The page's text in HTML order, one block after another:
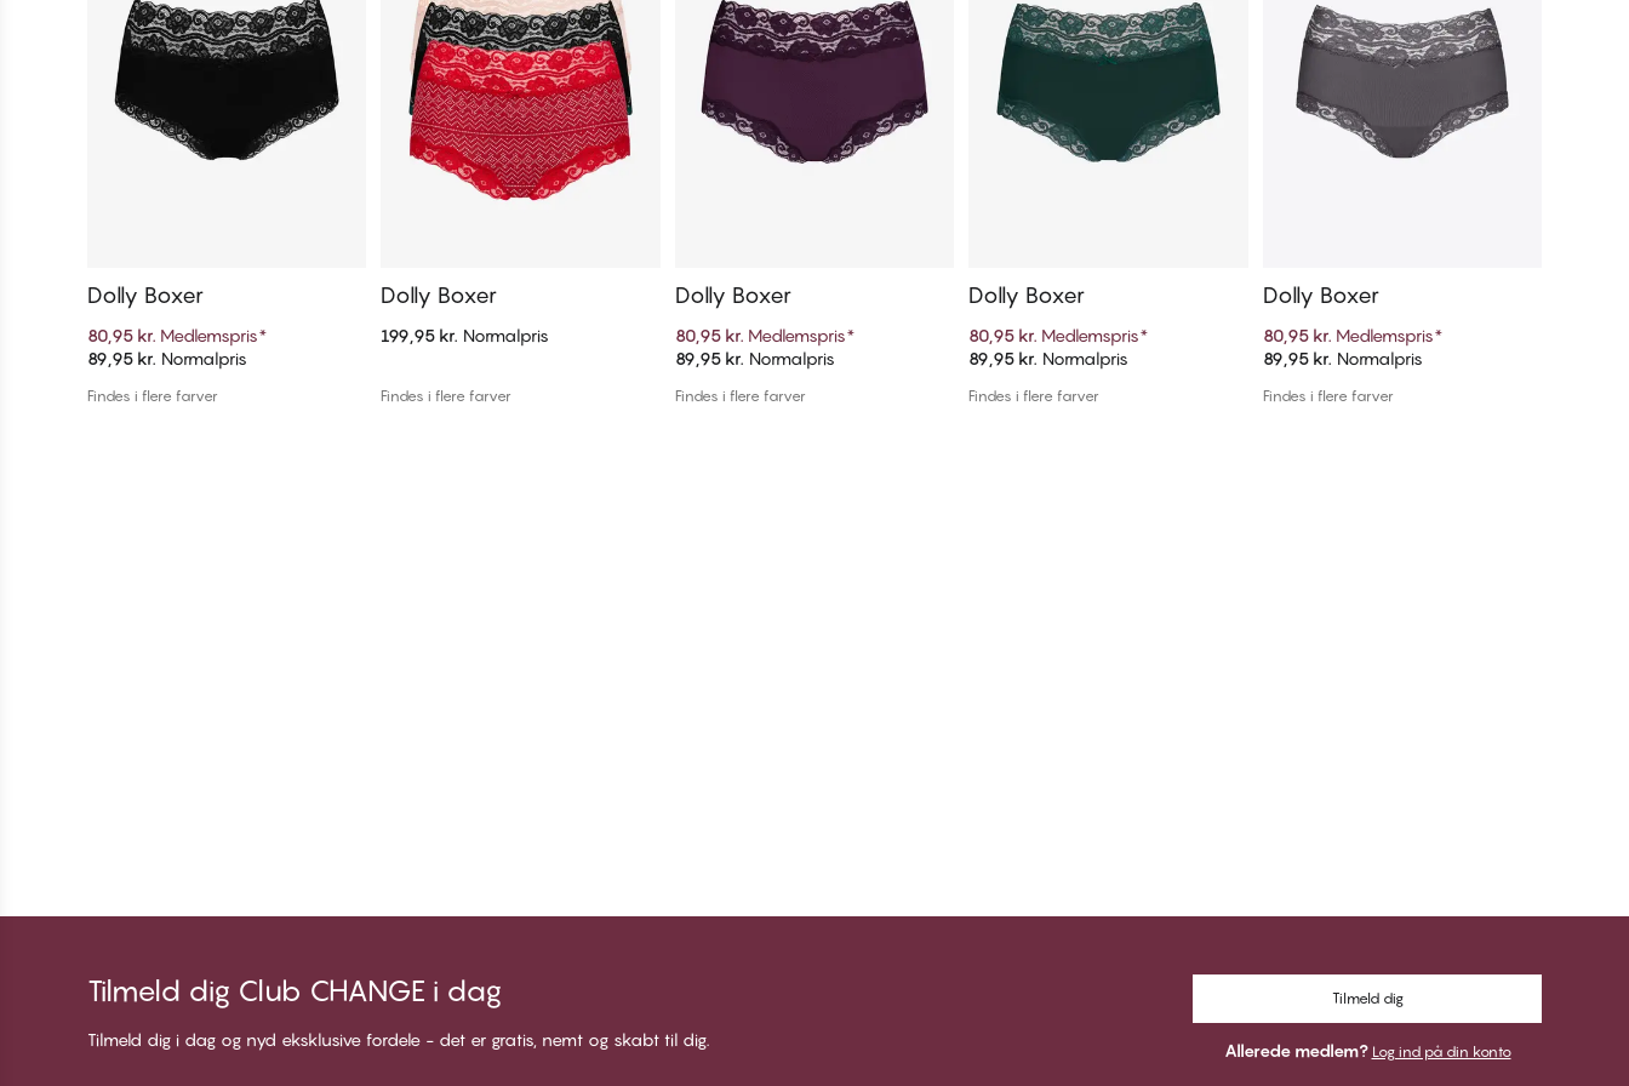
Tilføj til kurv
Dolly Boxer
80,95 kr. Medlemspris*
89,95 kr. Normalpris
Findes i flere farver
Dolly Boxer
199,95 kr. Normalpris
Findes i flere farver
Tilføj til kurv
Dolly Boxer
80,95 kr. Medlemspris*
89,95 kr. Normalpris
Findes i flere farver
Tilføj til kurv
Dolly Boxer
80,95 kr. Medlemspris*
89,95 kr. Normalpris
Findes i flere farver
Tilføj til kurv
Dolly Boxer
80,95 kr. Medlemspris*
89,95 kr. Normalpris
Findes i flere farver
Tilmeld dig Club CHANGE i dag
Tilmeld dig i dag og nyd eksklusive fordele - det er gratis, nemt og skabt til dig.
Tilmeld dig
Allerede medlem? Log ind på din konto